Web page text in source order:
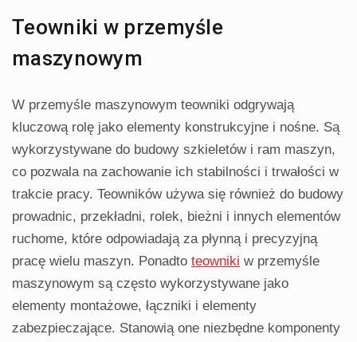
Teowniki w przemyśle
maszynowym
W przemyśle maszynowym teowniki odgrywają
kluczową rolę jako elementy konstrukcyjne i nośne. Są
wykorzystywane do budowy szkieletów i ram maszyn,
co pozwala na zachowanie ich stabilności i trwałości w
trakcie pracy. Teowników używa się również do budowy
prowadnic, przekładni, rolek, bieżni i innych elementów
ruchome, które odpowiadają za płynną i precyzyjną
pracę wielu maszyn. Ponadto teowniki w przemyśle
maszynowym są często wykorzystywane jako
elementy montażowe, łączniki i elementy
zabezpieczające. Stanowią one niezbędne komponenty